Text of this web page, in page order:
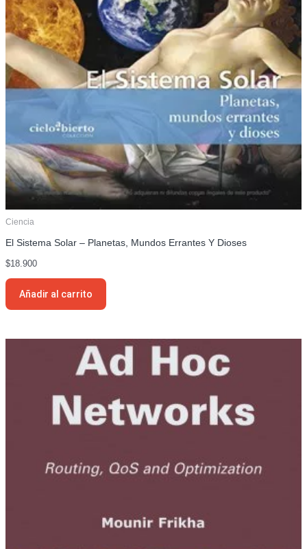
Ciencia
El Sistema Solar – Planetas, Mundos Errantes Y Dioses
$18.900
Añadir al carrito